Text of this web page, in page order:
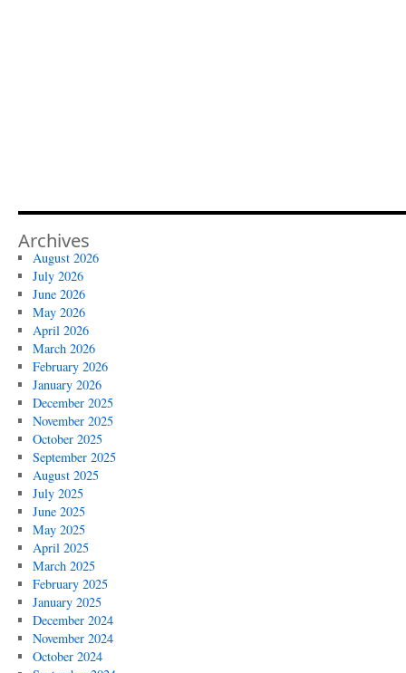
Archives
August 2026
July 2026
June 2026
May 2026
April 2026
March 2026
February 2026
January 2026
December 2025
November 2025
October 2025
September 2025
August 2025
July 2025
June 2025
May 2025
April 2025
March 2025
February 2025
January 2025
December 2024
November 2024
October 2024